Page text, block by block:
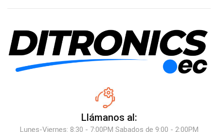
Llámanos al:
Lunes-Viernes: 8:30 - 7:00PM Sabados de 9:00 - 2:00PM